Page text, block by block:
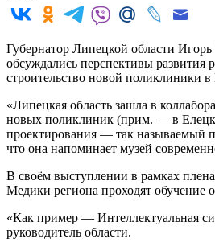
Губернатор Липецкой области
обсуждались перспективы
строительство новой поликлиники
«Липецкая область зашла в
новых поликлиник (прим. — в
проектирования — так называемый
что она напоминает музей
В своём выступлении в рамках
Медики региона проходят
«Как пример — Интеллектуальная
руководитель области.